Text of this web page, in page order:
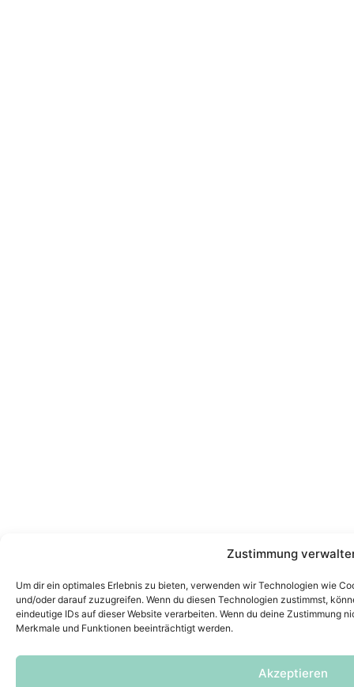
Zustimmung
Um dir ein optimales Erlebnis zu bieten, verwenden wir Technologien wie
und/oder darauf zuzugreifen. Wenn du diesen Technologien zustimmst,
eindeutige IDs auf dieser Website verarbeiten. Wenn du deine Zustimmung
Merkmale und Funktionen beeinträchtigt werden.
Akzeptieren